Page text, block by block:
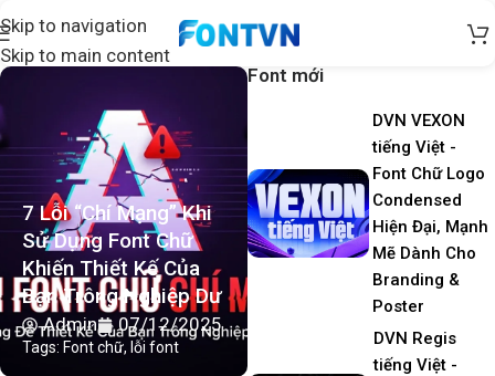
Skip to navigation
Skip to main content
7 Lỗi “Chí Mạng” Khi
Sử Dụng Font Chữ
Khiến Thiết Kế Của
Bạn Trông Nghiệp Dư
Admin 07/12/2025
Tags: Font chữ, lỗi font
Font mới
DVN VEXON
tiếng Việt -
Font Chữ Logo
Condensed
Hiện Đại, Mạnh
Mẽ Dành Cho
Branding &
Poster
DVN Regis
tiếng Việt -